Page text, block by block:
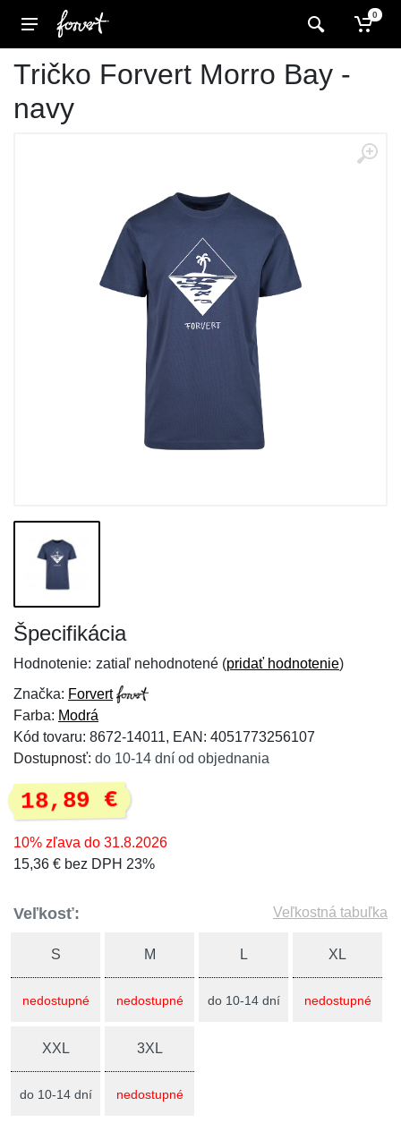
0
Tričko Forvert Morro Bay -
navy
Špecifikácia
Hodnotenie: zatiaľ nehodnotené (pridať hodnotenie)
Značka: Forvert
Farba: Modrá
Kód tovaru: 8672-14011, EAN: 4051773256107
Dostupnosť: do 10-14 dní od objednania
18,89 €
10% zľava do 31.8.2026
15,36 € bez DPH 23%
Veľkosť: Veľkostná tabuľka
S
nedostupné
M
nedostupné
L
do 10-14 dní
XL
nedostupné
XXL
do 10-14 dní
3XL
nedostupné